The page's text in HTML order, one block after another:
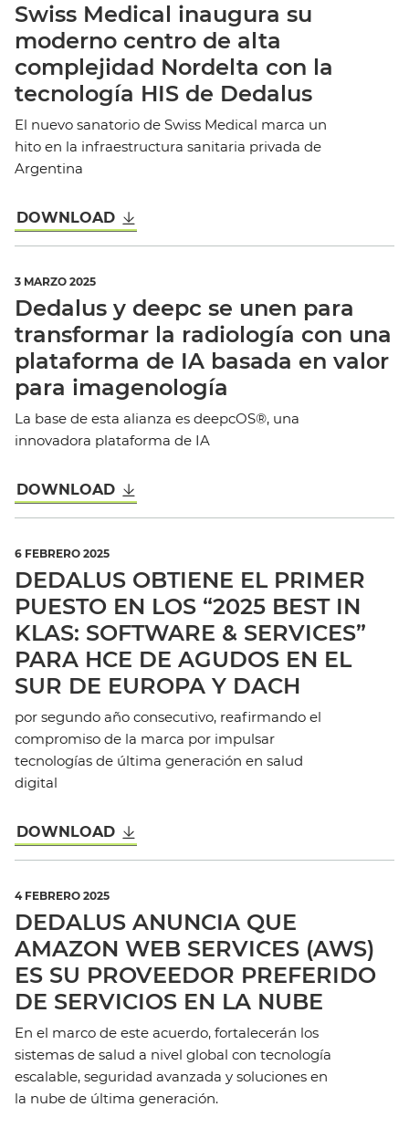
Swiss Medical inaugura su
moderno centro de alta
complejidad Nordelta con la
tecnología HIS de Dedalus
El nuevo sanatorio de Swiss Medical marca un
hito en la infraestructura sanitaria privada de
Argentina
DOWNLOAD
3 MARZO 2025
Dedalus y deepc se unen para
transformar la radiología con una
plataforma de IA basada en valor
para imagenología
La base de esta alianza es deepcOS®, una
innovadora plataforma de IA
DOWNLOAD
6 FEBRERO 2025
DEDALUS OBTIENE EL PRIMER
PUESTO EN LOS “2025 BEST IN
KLAS: SOFTWARE & SERVICES”
PARA HCE DE AGUDOS EN EL
SUR DE EUROPA Y DACH
por segundo año consecutivo, reafirmando el
compromiso de la marca por impulsar
tecnologías de última generación en salud
digital
DOWNLOAD
4 FEBRERO 2025
DEDALUS ANUNCIA QUE
AMAZON WEB SERVICES (AWS)
ES SU PROVEEDOR PREFERIDO
DE SERVICIOS EN LA NUBE
En el marco de este acuerdo, fortalecerán los
sistemas de salud a nivel global con tecnología
escalable, seguridad avanzada y soluciones en
la nube de última generación.